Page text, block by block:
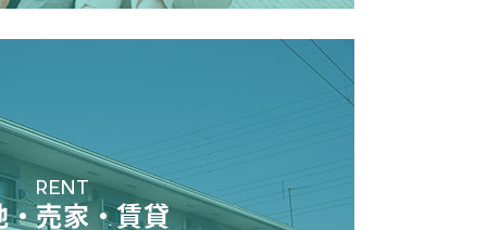
RENT
・売家・賃貸